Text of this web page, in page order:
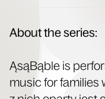
About the series:
ĄsąBąble is
music for fam­i­lies